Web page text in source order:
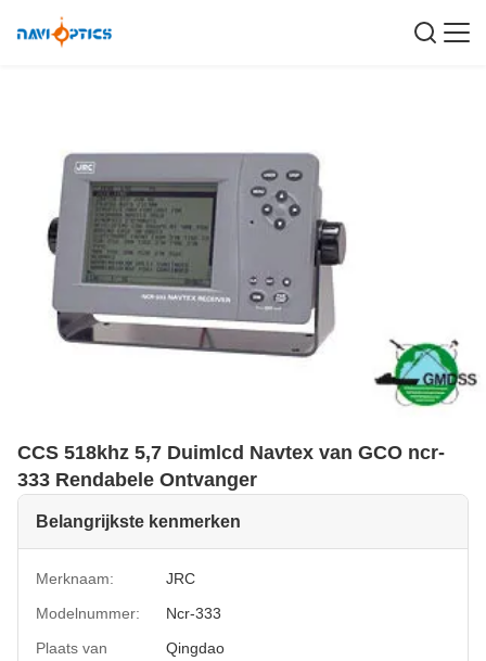
CCS 518khz 5,7 Duimlcd Navtex van GCO ncr-
333 Rendabele Ontvanger
Belangrijkste kenmerken
Merknaam:
JRC
Modelnummer:
Ncr-333
Plaats van
Qingdao